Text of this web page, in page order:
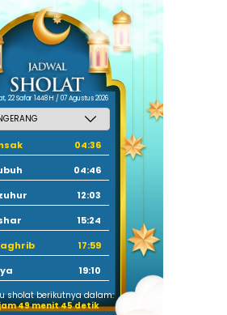
22 Safar 1448 H / 07 Agustus 2026
04:36
04:46
12:03
15:24
17:59
19:10
sholat berikutnya dalam:
49 menit 45 detik